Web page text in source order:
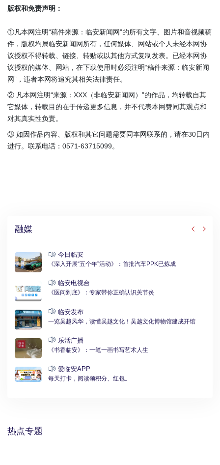
版权和免责声明：
①凡本网注明“稿件来源：临安新闻网”的所有文字、图片和音视频稿
件，版权均属临安新闻网所有，任何媒体、网站或个人未经本网协
议授权不得转载、链接、转贴或以其他方式复制发表。已经本网协
议授权的媒体、网站，在下载使用时必须注明“稿件来源：临安新闻
网”，违者本网将追究其相关法律责任。
② 凡本网注明“来源：XXX（非临安新闻网）”的作品，均转载自其
它媒体，转载目的在于传递更多信息，并不代表本网赞同其观点和
对其真实性负责。
③ 如因作品内容、版权和其它问题需要同本网联系的，请在30日内
进行。联系电话：0571-63715099。
融媒
今日临安
《深入开展“五个年”活动》：首批汽车PPK已炼成
临安电视台
《医问到底》：专家带你正确认识关节炎
临安发布
一览吴越风华，读懂吴越文化！吴越文化博物馆建成开馆
乐活广播
《书香临安》：一笔一画书写艺术人生
爱临安APP
每天打卡，阅读领积分、红包。
热点专题